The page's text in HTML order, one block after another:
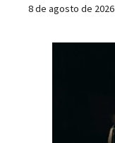
8 de agosto de 2026